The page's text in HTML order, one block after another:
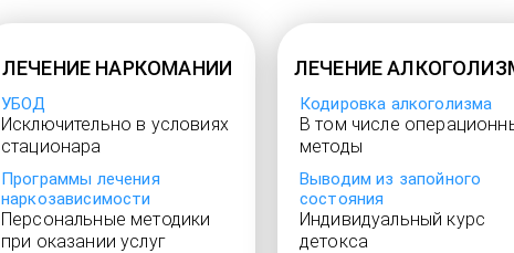
ЛЕЧЕНИЕ НАРКОМАНИИ
УБОД
Исключительно в условиях
стационара
Программы лечения
наркозависимости
Персональные методики
при оказании услуг
ЛЕЧЕНИЕ
Кодировка алкоголизма
В том числе
методы
Выводим из запойного
состояния
Индивидуальный курс
детокса